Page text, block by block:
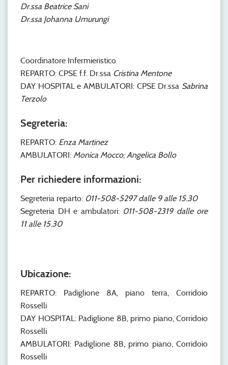
Dr.ssa Beatrice Sani
Dr.ssa Johanna Umurungi
Coordinatore Infermieristico
REPARTO: CPSE f.f. Dr.ssa Cristina Mentone
DAY HOSPITAL e AMBULATORI: CPSE Dr.ssa Sabrina
Terzolo
Segreteria:
REPARTO: Enza Martinez
AMBULATORI: Monica Mocco; Angelica Bollo
Per richiedere informazioni:
Segreteria reparto: 011-508-5297 dalle 9 alle 15.30
Segreteria DH e ambulatori: 011-508-2319 dalle ore
11 alle 15.30
Ubicazione:
REPARTO: Padiglione 8A, piano terra, Corridoio
Rosselli
DAY HOSPITAL: Padiglione 8B, primo piano, Corridoio
Rosselli
AMBULATORI: Padiglione 8B, primo piano, Corridoio
Rosselli